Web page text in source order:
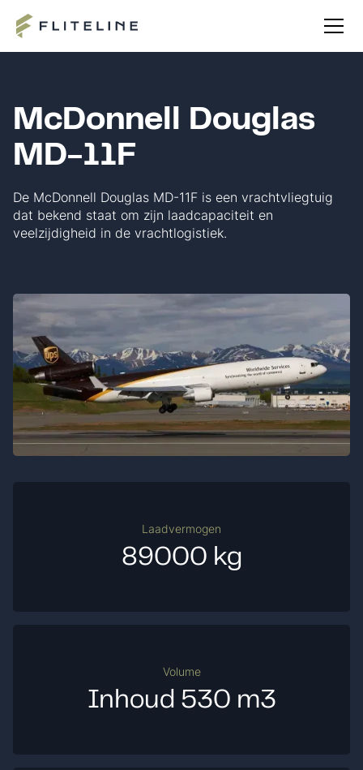
McDonnell Douglas
MD-11F
De McDonnell Douglas MD-11F is een vrachtvliegtuig
dat bekend staat om zijn laadcapaciteit en
veelzijdigheid in de vrachtlogistiek.
Laadvermogen
89000 kg
Volume
Inhoud 530 m3